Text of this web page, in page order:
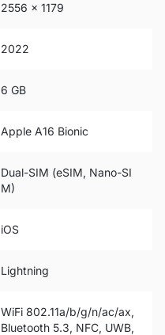
2556 x 1179
2022
6 GB
Apple A16 Bionic
Dual-SIM (eSIM, Nano-SI
M)
iOS
Lightning
WiFi 802.11a/b/g/n/ac/ax,
Bluetooth 5.3, NFC, UWB,